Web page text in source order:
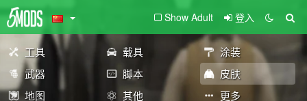
Show Adult 登入
工具 载具
涂装
武器
脚本
皮肤
地图
其他 更多